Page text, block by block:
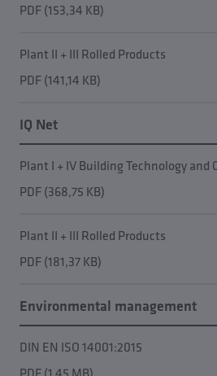
PDF (153,34 KB)
Plant II + III Rolled Products
PDF (141,14 KB)
IQ Net
Plant I + IV Building Technology and
PDF (368,75 KB)
Plant II + III Rolled Products
PDF (181,37 KB)
Environmental management
DIN EN ISO 14001:2015